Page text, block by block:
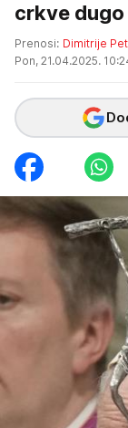
crkve
Prenosi: Dimitrije
Pon, 21.04.2025.